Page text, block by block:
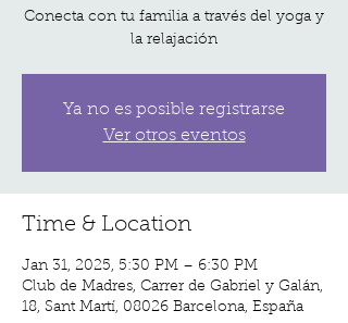
Conecta con tu familia a través del yoga y
Ya no es posible registrarse
Ver otros eventos
Time & Location
Jan 31, 2025, 5:30 PM – 6:30 PM
Club de Madres, Carrer de Gabriel y Galán,
18, Sant Martí, 08026 Barcelona, España